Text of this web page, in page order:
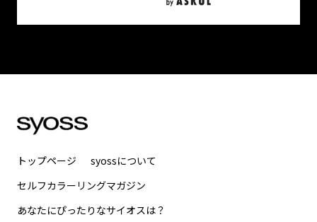
トップページ
syossについて
セルフカラーリングマガジン
あなたにぴったりなサイオスは？